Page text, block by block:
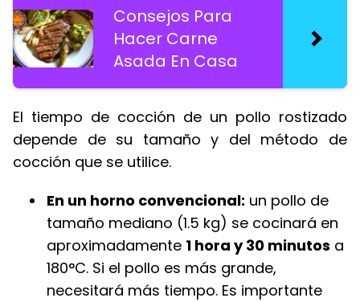
Consejos Para
Hacer Carne
Asada En Casa
El tiempo de cocción de un pollo rostizado
depende de su tamaño y del método de
cocción que se utilice.
En un horno convencional: un pollo de
tamaño mediano (1.5 kg) se cocinará en
aproximadamente 1 hora y 30 minutos a
180°C. Si el pollo es más grande,
necesitará más tiempo. Es importante